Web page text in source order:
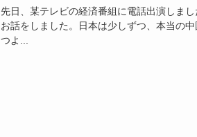
先日、某テレビの経済番組に電話出演しま
お話をしました。日本は少しずつ、本当の
つよ...